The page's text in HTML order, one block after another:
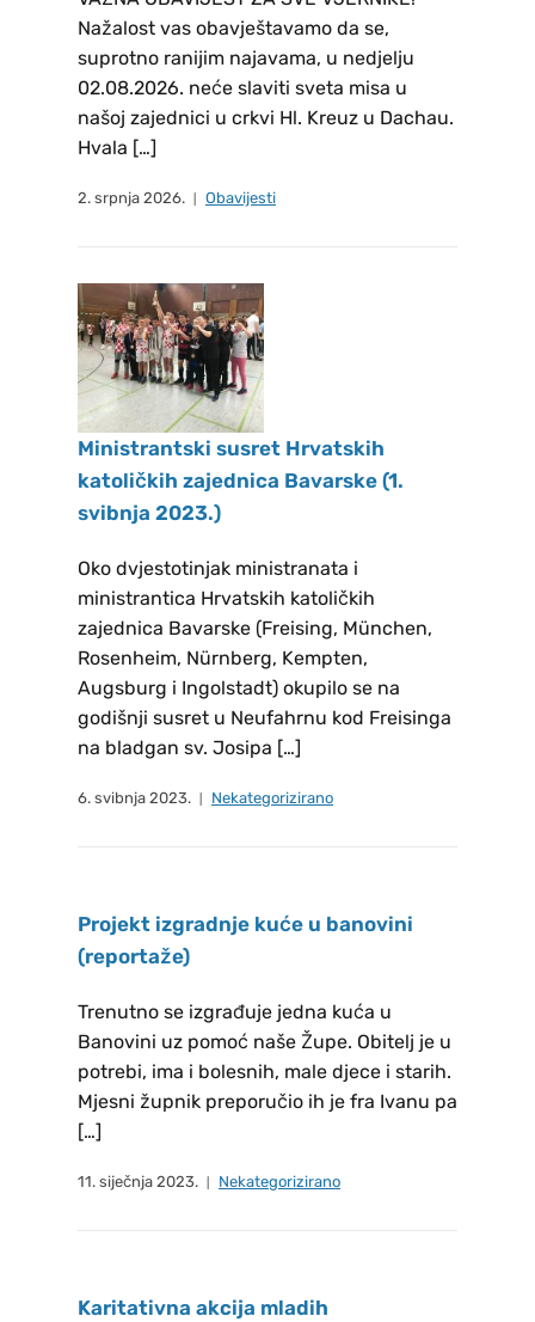
Božana, Bičanić Zvonko i Soldo
Marko REZULTATI GLASANJA ZA
IZBOR NOVOG ŽUPNOG
PASTORALNOG VIJEĆA DACHAU:
Dilber Stipan, Lužanić Ankica,
Krajinović Siniša, Šimunović
GLASANJA ZA IZBOR NOVOG
ŽUPNOG PASTORALNOG
VIJEĆA NEUFAHRN: Matešić Tanja
REZULTATI GLASANJA ZA IZBOR
NOVOG ŽUPNOG PASTORALNOG
VIJEĆA FREISING: Babić Dragoja,
Barešić Albert, Bešlić Slavko,
Davidović Rajko, Hlevnjak Sanja,
Nuhanović Željko, Papak Marica,
Perković Ivan Uz župnika, ostali
članovi župnog pastoralnog vijeća
ulaze po službi: Čolić Ilija
Pastoralreferent i.R. , Vilus Marija
Gemeindereferentin Na poseban
način zahvaljujemo izbornom
povjerenstvu Josipi i Ljupki Gelo,
Freising , Već je duga tradicija u
katoličkom svijetu da se prvi petak
u mjesecu posebno štuje Srce
Isusovo, a napose na način da se
tada ispovjedi i na svetoj misi
pričesti. PRVI PETAK 07.08.2026 -
sveta misa počinje u 18:30 sati –
misijskim prostorijama.
molitvu krunice svake srijede u
Nažalost vas obavještavamo da se,
suprotno ranijim najavama, u nedjelju
02.08.2026. neće slaviti sveta misa u
našoj zajednici u crkvi Hl. Kreuz u Dachau.
Hvala […]
2. srpnja 2026. Obavijesti
Ministrantski susret Hrvatskih
katoličkih zajednica Bavarske (1.
svibnja 2023.)
Oko dvjestotinjak ministranata i
ministrantica Hrvatskih katoličkih
zajednica Bavarske (Freising, München,
Rosenheim, Nürnberg, Kempten,
Augsburg i Ingolstadt) okupilo se na
godišnji susret u Neufahrnu kod Freisinga
na bladgan sv. Josipa […]
6. svibnja 2023. Nekategorizirano
Projekt izgradnje kuće u banovini
(reportaže)
Trenutno se izgrađuje jedna kuća u
Banovini uz pomoć naše Župe. Obitelj je u
potrebi, ima i bolesnih, male djece i starih.
Mjesni župnik preporučio ih je fra Ivanu pa
[…]
11. siječnja 2023. Nekategorizirano
Karitativna akcija mladih